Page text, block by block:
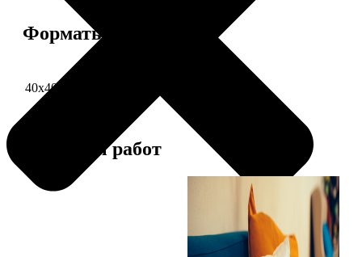
Форматы и цены
40х40 односторонняя печать
Примеры работ